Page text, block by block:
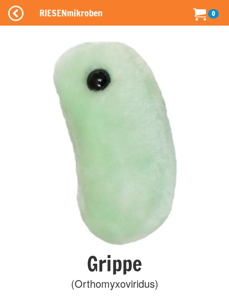
RIESENmikroben 0
Grippe
(Orthomyxoviridus)